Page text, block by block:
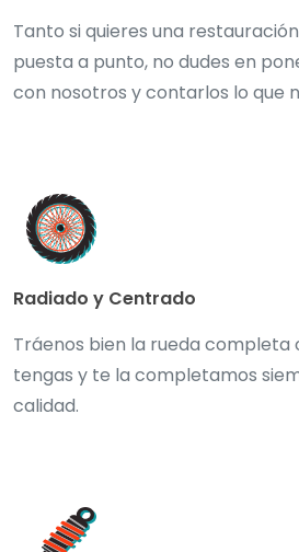
Tanto si quieres una
puesta a punto, no dudes en
con nosotros y contarlos lo que
Radiado y Centrado
Tráenos bien la rueda completa
tengas y te la completamos
calidad.